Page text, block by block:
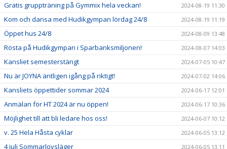
Gratis gruppträning på Gymmix hela veckan! 2024-08-19 11:30
Kom och dansa med Hudikgympan lördag 24/8 2024-08-19 11:19
Öppet hus 24/8 2024-08-09 13:48
Rösta på Hudikgympan i Sparbanksmiljonen! 2024-08-07 14:03
Kansliet semesterstängt 2024-07-05 10:47
Nu är JOYNA äntligen igång på riktigt! 2024-07-02 14:06
Kansliets öppettider sommar 2024 2024-06-17 12:01
Anmälan för HT 2024 är nu öppen! 2024-06-17 10:36
Möjlighet till att bli ledare hos oss! 2024-06-07 10:12
v. 25 Hela Håsta cyklar 2024-06-05 13:12
4 juli Sommarlovsläger 2024-06-05 13:11